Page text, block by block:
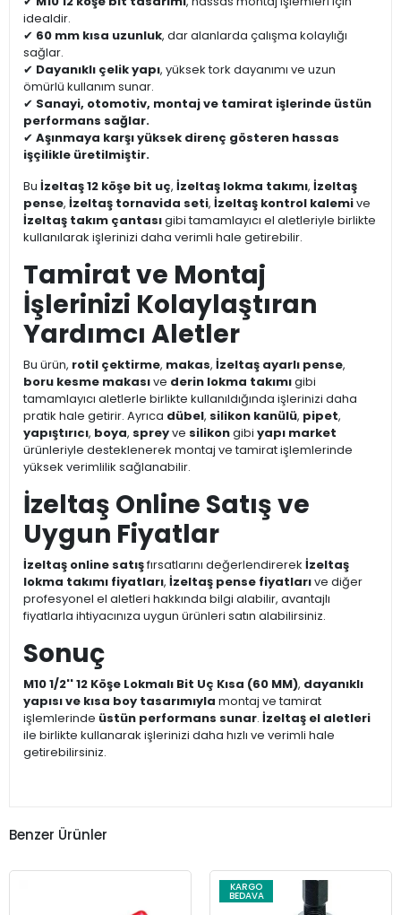
idealdir.
✔ 60 mm kısa uzunluk, dar alanlarda çalışma kolaylığı
sağlar.
✔ Dayanıklı çelik yapı, yüksek tork dayanımı ve uzun
ömürlü kullanım sunar.
✔ Sanayi, otomotiv, montaj ve tamirat işlerinde üstün
performans sağlar.
✔ Aşınmaya karşı yüksek direnç gösteren hassas
işçilikle üretilmiştir.
Bu İzeltaş 12 köşe bit uç, İzeltaş lokma takımı, İzeltaş
pense, İzeltaş tornavida seti, İzeltaş kontrol kalemive
İzeltaş takım çantasıgibi tamamlayıcı el aletleriyle birlikte
kullanılarak işlerinizi daha verimli hale getirebilir.
Tamirat ve Montaj
İşlerinizi Kolaylaştıran
Yardımcı Aletler
Bu ürün, rotil çektirme, makas, İzeltaş ayarlı pense,
boru kesme makasıve derin lokma takımıgibi
tamamlayıcı aletlerle birlikte kullanıldığında işlerinizi daha
pratik hale getirir. Ayrıca dübel, silikon kanülü, pipet,
yapıştırıcı, boya, spreyve silikongibi yapı market
ürünleriyle desteklenerek montaj ve tamirat işlemlerinde
yüksek verimlilik sağlanabilir.
İzeltaş Online Satış ve
Uygun Fiyatlar
İzeltaş online satışfırsatlarını değerlendirerek İzeltaş
lokma takımı fiyatları, İzeltaş pense fiyatlarıve diğer
profesyonel el aletleri hakkında bilgi alabilir, avantajlı
fiyatlarla ihtiyacınıza uygun ürünleri satın alabilirsiniz.
Sonuç
M10 1/2'' 12 Köşe Lokmalı Bit Uç Kısa (60 MM), dayanıklı
yapısı ve kısa boy tasarımıyla montaj ve tamirat
işlemlerinde üstün performans sunar. İzeltaş el aletleri
ile birlikte kullanarak işlerinizi daha hızlı ve verimli hale
getirebilirsiniz.
Benzer Ürünler
KARGO
BEDAVA